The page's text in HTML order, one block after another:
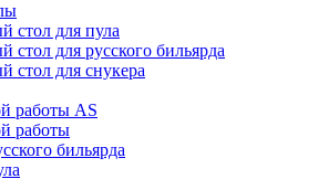
стол для пула
стол для русского бильярда
стол для снукера
работы AS
работы
бильярда